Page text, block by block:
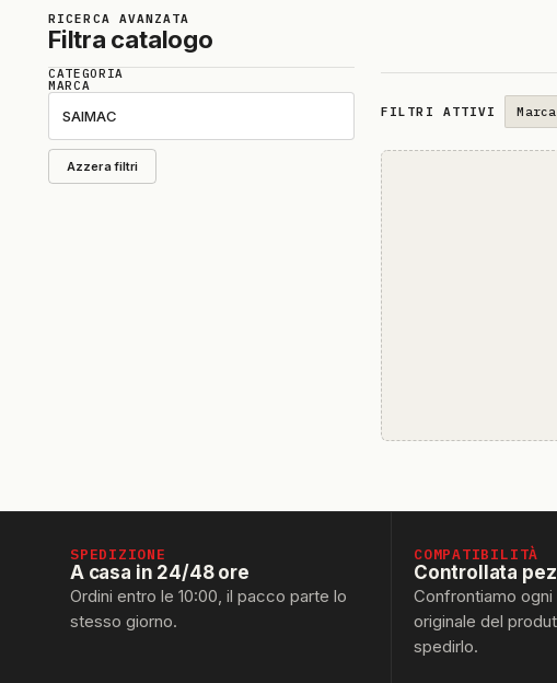
RICERCA AVANZATA
Filtra catalogo
CATEGORIA
MARCA
Azzera filtri
FILTRI ATTIVI
SPEDIZIONE
A casa in 24/48 ore
Ordini entro le 10:00, il pacco parte lo
stesso giorno.
COMPATIBILITÀ
Controllata
Confrontiamo
originale del
spedirlo.